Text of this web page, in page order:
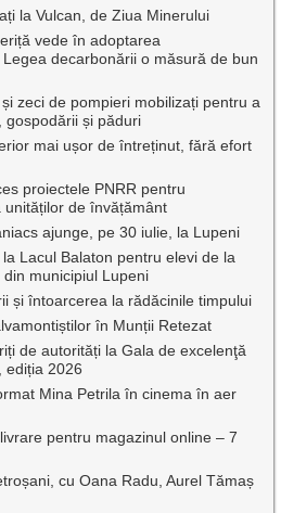
la Vulcan, de Ziua Minerului
vede în adoptarea
decarbonării o măsură de bun
zeci de pompieri mobilizați pentru a
gospodării și păduri
mai ușor de întreținut, fără efort
proiectele PNRR pentru
de învățământ
ajunge, pe 30 iulie, la Lupeni
Lacul Balaton pentru elevi de la
municipiul Lupeni
și întoarcerea la rădăcinile timpului
în Munții Retezat
de autorități la Gala de excelenţă
ediția 2026
Mina Petrila în cinema în aer
pentru magazinul online – 7
cu Oana Radu, Aurel Tămaș